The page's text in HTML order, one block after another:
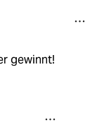
gewinnt!